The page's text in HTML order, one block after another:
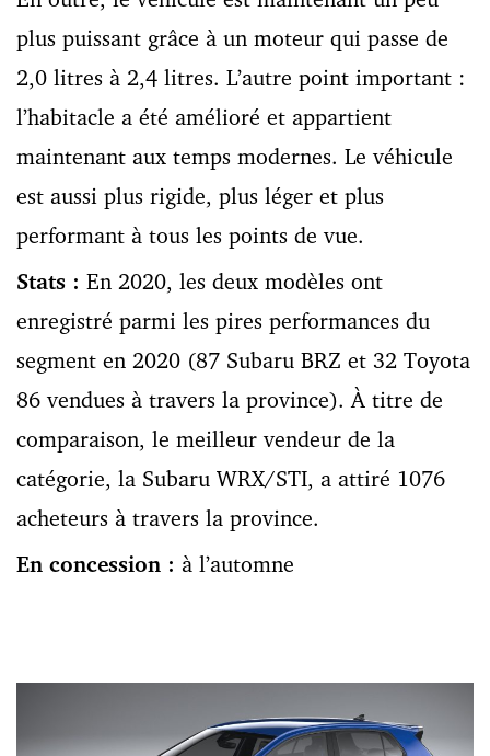
plus puissant grâce à un moteur qui passe de
2,0 litres à 2,4 litres. L’autre point important :
l’habitacle a été amélioré et appartient
maintenant aux temps modernes. Le véhicule
est aussi plus rigide, plus léger et plus
performant à tous les points de vue.
Stats : En 2020, les deux modèles ont
enregistré parmi les pires performances du
segment en 2020 (87 Subaru BRZ et 32 Toyota
86 vendues à travers la province). À titre de
comparaison, le meilleur vendeur de la
catégorie, la Subaru WRX/STI, a attiré 1076
acheteurs à travers la province.
En concession : à l’automne